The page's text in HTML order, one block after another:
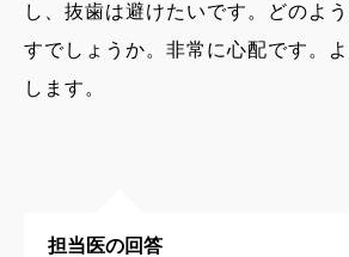
し、抜歯は避けたいです。どのよ
すでしょうか。非常に心配です。
します。
担当医の回答